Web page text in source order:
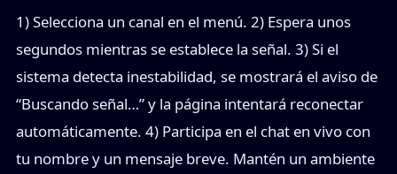
1) Selecciona un canal en el menú. 2) Espera unos
segundos mientras se establece la señal. 3) Si el
sistema detecta inestabilidad, se mostrará el aviso de
“Buscando señal…” y la página intentará reconectar
automáticamente. 4) Participa en el chat en vivo con
tu nombre y un mensaje breve. Mantén un ambiente